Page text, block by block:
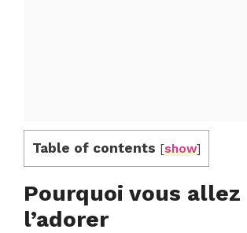
Table of contents [show]
Pourquoi vous allez
l’adorer